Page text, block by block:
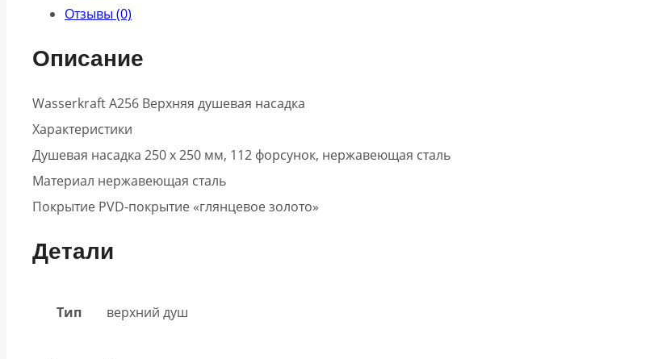
Отзывы (0)
Описание
Wasserkraft A256 Верхняя душевая насадка
Характеристики
Душевая насадка 250 x 250 мм, 112 форсунок, нержавеющая сталь
Материал нержавеющая сталь
Покрытие PVD-покрытие «глянцевое золото»
Детали
Тип верхний душ